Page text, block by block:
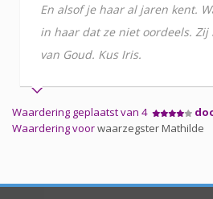
En alsof je haar al jaren kent.
in haar dat ze niet oordeels.
van Goud. Kus Iris.
Waardering geplaatst van 4
Waardering voorwaarzegster Mathilde